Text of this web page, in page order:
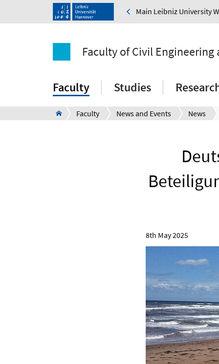
Main Leibniz University
Faculty of Civil Engineering
Faculty Studies
Faculty News and Events News
8th May 2025